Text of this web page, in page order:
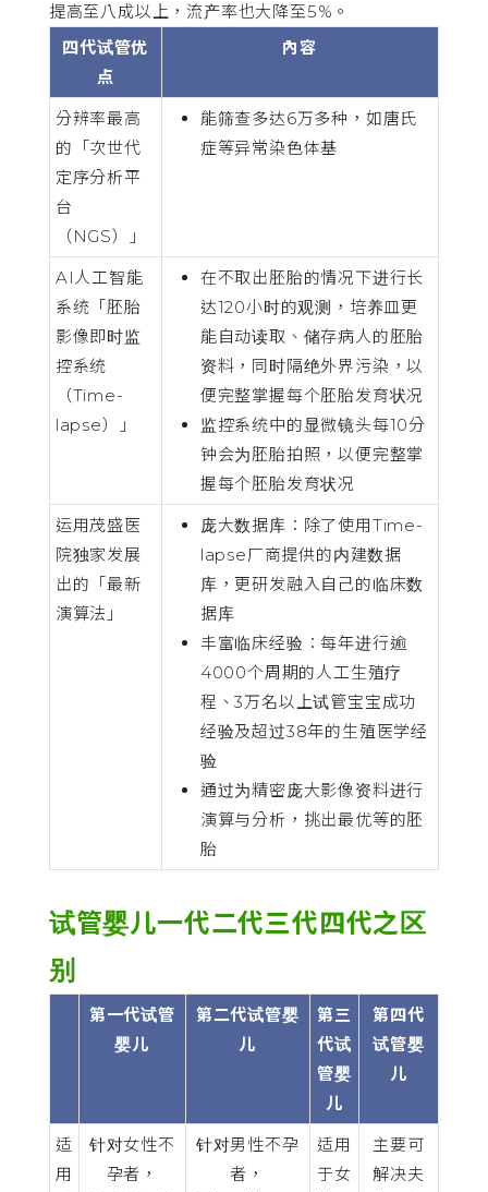
提高至八成以上，流产率也大降至5%。
四代试管优
点
內容
分辨率最高
的「次世代
定序分析平
台
（NGS）」
能筛查多达6万多种，如唐氏
症等异常染色体基
AI人工智能
系统「胚胎
影像即时监
控系统
（Time-
lapse）」
在不取出胚胎的情况下进行长
达120小时的观测，培养皿更
能自动读取、储存病人的胚胎
资料，同时隔绝外界污染，以
便完整掌握每个胚胎发育状况
监控系统中的显微镜头每10分
钟会为胚胎拍照，以便完整掌
握每个胚胎发育状况
运用茂盛医
院独家发展
出的「最新
演算法」
庞大数据库：除了使用Time-
lapse厂商提供的内建数据
库，更研发融入自己的临床数
据库
丰富临床经验：每年进行逾
4000个周期的人工生殖疗
程、3万名以上试管宝宝成功
经验及超过38年的生殖医学经
验
通过为精密庞大影像资料进行
演算与分析，挑出最优等的胚
胎
试管婴儿一代二代三代四代之区
别
第一代试管
婴儿
第二代试管婴
儿
第三
代试
管婴
儿
第四代
试管婴
儿
适
用
针对女性不
孕者，
针对男性不孕
者，
适用
于女
主要可
解决夫